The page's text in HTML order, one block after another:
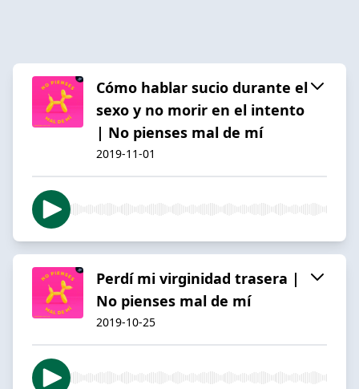
Cómo hablar sucio durante el
sexo y no morir en el intento
| No pienses mal de mí
2019-11-01
Perdí mi virginidad trasera |
No pienses mal de mí
2019-10-25